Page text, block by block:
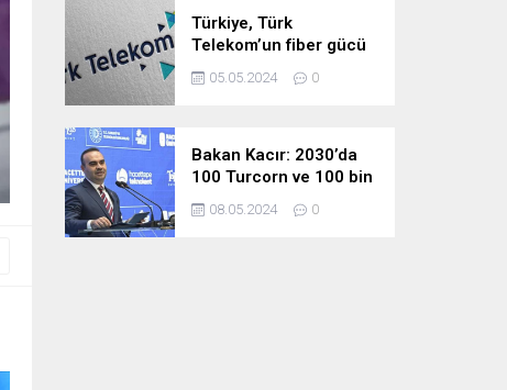
Türkiye, Türk
Telekom’un fiber gücü
ile yarının
teknolojilerine hazır
05.05.2024 0
Bakan Kacır: 2030’da
100 Turcorn ve 100 bin
teknoloji girişimciliği
hedefimize ulaşacağız
08.05.2024 0